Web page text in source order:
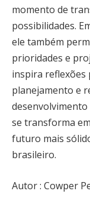
momento de
possibilidades.
ele também
prioridades e
inspira
planejamento e
desenvolvimento
se transforma
futuro mais
brasileiro.
Autor : Cowper